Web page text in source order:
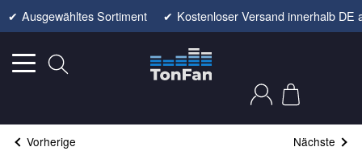
✔ Ausgewähltes Sortiment ✔ Kostenloser Versand innerhalb DE
Vorherige Nächste